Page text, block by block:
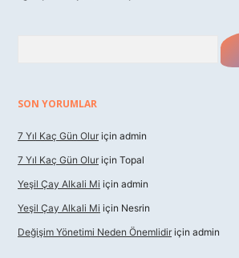
SON YORUMLAR
7 Yıl Kaç Gün Olur için admin
7 Yıl Kaç Gün Olur için Topal
Yeşil Çay Alkali Mi için admin
Yeşil Çay Alkali Mi için Nesrin
Değişim Yönetimi Neden Önemlidir için admin